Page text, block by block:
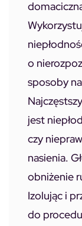
o
sposoby
jest
czy
nasienia.
obniżenie
Izolując i
do